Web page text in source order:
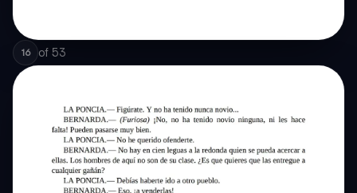
16 of 53